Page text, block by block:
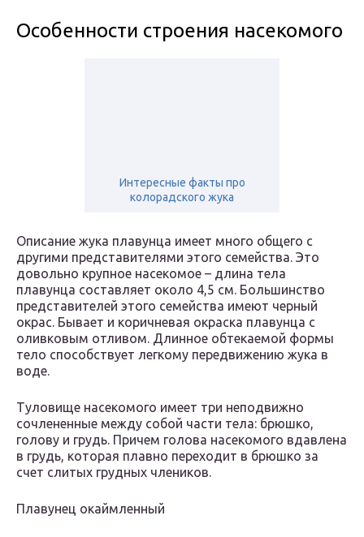
Особенности строения насекомого
Интересные факты про
колорадского жука
Описание жука плавунца имеет много общего с
другими представителями этого семейства. Это
довольно крупное насекомое – длина тела
плавунца составляет около 4,5 см. Большинство
представителей этого семейства имеют черный
окрас. Бывает и коричневая окраска плавунца с
оливковым отливом. Длинное обтекаемой формы
тело способствует легкому передвижению жука в
воде.
Туловище насекомого имеет три неподвижно
сочлененные между собой части тела: брюшко,
голову и грудь. Причем голова насекомого вдавлена
в грудь, которая плавно переходит в брюшко за
счет слитых грудных члеников.
Плавунец окаймленный